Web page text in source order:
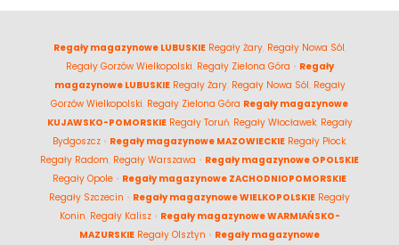
Regały magazynowe LUBUSKIE Regały Żary, Regały Nowa Sól
Regały Gorzów Wielkopolski Regały Zielona Góra • Regały
magazynowe LUBUSKIE Regały Żary, Regały Nowa Sól Regały
Gorzów Wielkopolski Regały Zielona Góra Regały magazynowe
KUJAWSKO-POMORSKIE Regały Toruń, Regały Włocławek, Regały
Bydgoszcz• Regały magazynowe MAZOWIECKIE Regały Płock,
Regały Radom Regały Warszawa • Regały magazynowe OPOLSKIE
Regały Opole • Regały magazynowe ZACHODNIOPOMORSKIE
Regały Szczecin • Regały magazynowe WIELKOPOLSKIE Regały
Konin Regały Kalisz• Regały magazynowe WARMIAŃSKO-
MAZURSKIE Regały Olsztyn • Regały magazynowe